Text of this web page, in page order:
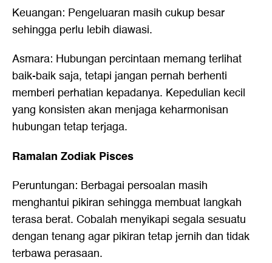
Keuangan: Pengeluaran masih cukup besar
sehingga perlu lebih diawasi.
Asmara: Hubungan percintaan memang terlihat
baik-baik saja, tetapi jangan pernah berhenti
memberi perhatian kepadanya. Kepedulian kecil
yang konsisten akan menjaga keharmonisan
hubungan tetap terjaga.
Ramalan Zodiak Pisces
Peruntungan: Berbagai persoalan masih
menghantui pikiran sehingga membuat langkah
terasa berat. Cobalah menyikapi segala sesuatu
dengan tenang agar pikiran tetap jernih dan tidak
terbawa perasaan.